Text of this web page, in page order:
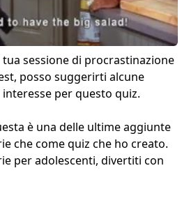
sessione di procrastinazione
posso suggerirti alcune
per questo quiz.
è una delle ultime aggiunte
che come quiz che ho creato.
per adolescenti, divertiti con